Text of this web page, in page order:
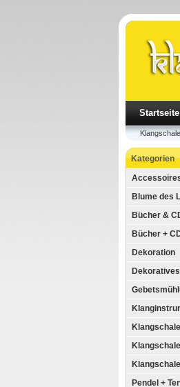
Startseite
Kategorien
Blume des
Bücher &
Bücher +
Dekoration
Dekoratives
Pendel +